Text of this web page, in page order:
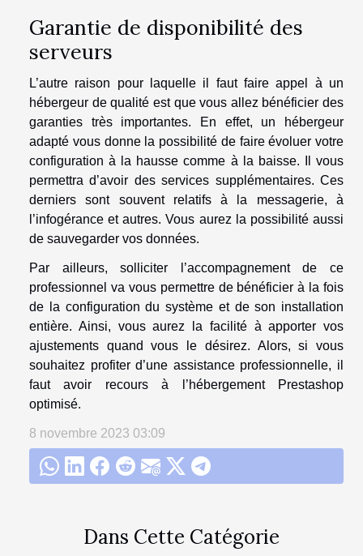
Dans Cette Catégorie
Garantie de disponibilité des
serveurs
L’autre raison pour laquelle il faut faire appel à un
hébergeur de qualité est que vous allez bénéficier des
garanties très importantes. En effet, un hébergeur
adapté vous donne la possibilité de faire évoluer votre
configuration à la hausse comme à la baisse. Il vous
permettra d’avoir des services supplémentaires. Ces
derniers sont souvent relatifs à la messagerie, à
l’infogérance et autres. Vous aurez la possibilité aussi
de sauvegarder vos données.
Par ailleurs, solliciter l’accompagnement de ce
professionnel va vous permettre de bénéficier à la fois
de la configuration du système et de son installation
entière. Ainsi, vous aurez la facilité à apporter vos
ajustements quand vous le désirez. Alors, si vous
souhaitez profiter d’une assistance professionnelle, il
faut avoir recours à l’hébergement Prestashop
optimisé.
8 novembre 2023 03:09